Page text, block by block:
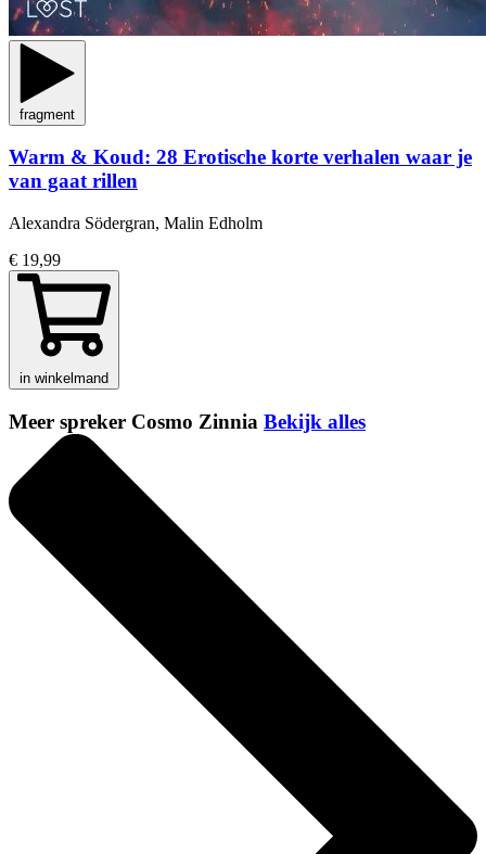
fragment
Warm & Koud: 28 Erotische korte verhalen waar je
van gaat rillen
Alexandra Södergran, Malin Edholm
€ 19,99
in winkelmand
Meer spreker Cosmo Zinnia Bekijk alles